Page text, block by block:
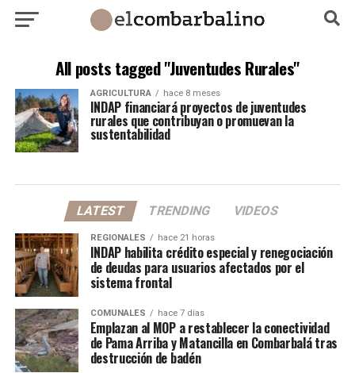
All posts tagged "Juventudes Rurales"
AGRICULTURA hace 8 meses
INDAP financiará proyectos de juventudes
rurales que contribuyan o promuevan la
sustentabilidad
LATEST TRENDING VIDEOS
REGIONALES hace 21 horas
INDAP habilita crédito especial y renegociación
de deudas para usuarios afectados por el
sistema frontal
COMUNALES hace 7 días
Emplazan al MOP a restablecer la conectividad
de Pama Arriba y Matancilla en Combarbalá tras
destrucción de badén